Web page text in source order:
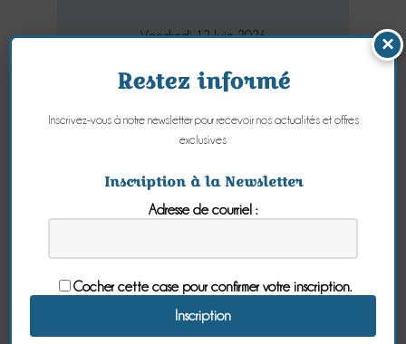
Vendredi 12 Juin 2026
cyclable ou d'une voie verte ? Notre
maison d'hôtes "Les Bruyères du Mont"
est située à proximité de plusieurs
voies vertes, permettant, entre autres,
de se rendre au Mont Saint-Michel !
×
Restez informé
Inscrivez-vous à notre newsletter pour recevoir nos actualités et offres
exclusives
Inscription à la Newsletter
Adresse de courriel :
Cocher cette case pour confirmer votre inscription.